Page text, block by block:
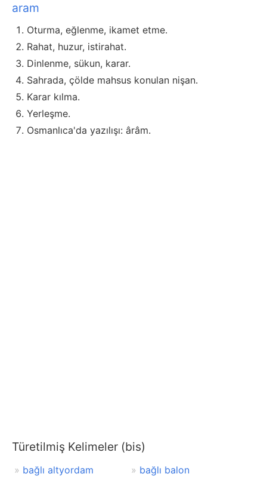
aram
Oturma, eğlenme, ikamet etme.
Rahat, huzur, istirahat.
Dinlenme, sükun, karar.
Sahrada, çölde mahsus konulan nişan.
Karar kılma.
Yerleşme.
Osmanlıca'da yazılışı: ârâm.
Türetilmiş Kelimeler (bis)
bağlı altyordam
bağlı balon